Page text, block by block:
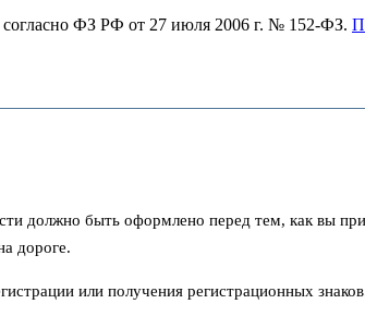
согласно ФЗ РФ от 27 июля 2006 г. № 152-ФЗ.
должно быть оформлено перед тем, как вы
дороге.
или получения регистрационных